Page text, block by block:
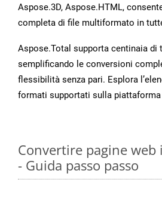
Aspose.3D, Aspose.HTML,
completa di file multiformato in
Aspose.Total supporta centinaia di
semplificando le conversioni
flessibilità senza pari. Esplora
formati supportati sulla piattaforma
Convertire pagine web
- Guida passo passo